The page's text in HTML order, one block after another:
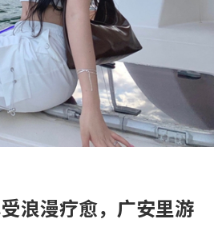
浪漫疗愈，广安里游